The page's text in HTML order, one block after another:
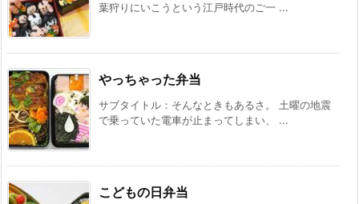
葉狩りにいこうという江戸時代のご一 ...
やっちゃった弁当
サブタイトル：そんなときもあるさ。 土曜の地震
で乗っていた電車が止まってしまい、 ...
こどもの日弁当